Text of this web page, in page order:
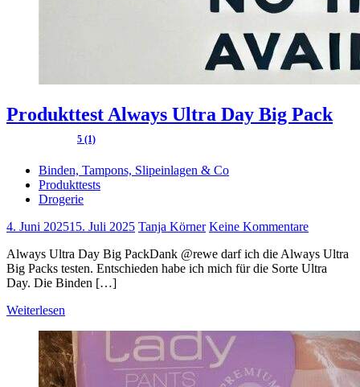
Produkttest Always Ultra Day Big Pack
5 (1)
Binden, Tampons, Slipeinlagen & Co
Produkttests
Drogerie
4. Juni 202515. Juli 2025 Tanja Körner Keine Kommentare
Always Ultra Day Big PackDank @rewe darf ich die Always Ultra
Big Packs testen. Entschieden habe ich mich für die Sorte Ultra
Day. Die Binden […]
Weiterlesen